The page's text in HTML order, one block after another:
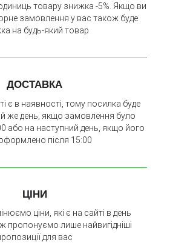
товару знижка -5%. Якщо ви
замовлення у вас також буде
на будь-який товар
ДОСТАВКА
є в наявності, тому посилка буде
же день, якщо замовлення було
або на наступний день, якщо його
після 15:00
ЦІНИ
ціни, які є на сайті в день
пропонуємо лише найвигідніші
для вас